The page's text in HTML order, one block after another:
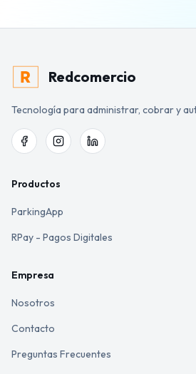
Redcomercio
Tecnología para administrar, cobrar y
Productos
ParkingApp
RPay - Pagos Digitales
Empresa
Nosotros
Contacto
Preguntas Frecuentes